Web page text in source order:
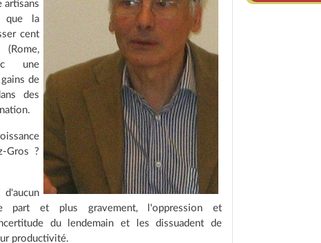
artisans
que la
cent
une
de
des
Gros ?
part et plus gravement, l'oppression et
du lendemain et les dissuadent de
productivité.